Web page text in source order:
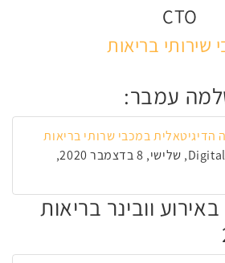
CTO
שירותי בריאות
עמבר:
הדיגיטאלית במכבי שרותי בריאות
אירוע Digital Health, שלישי, 8 בדצמבר 2020,
וובינר בריאות